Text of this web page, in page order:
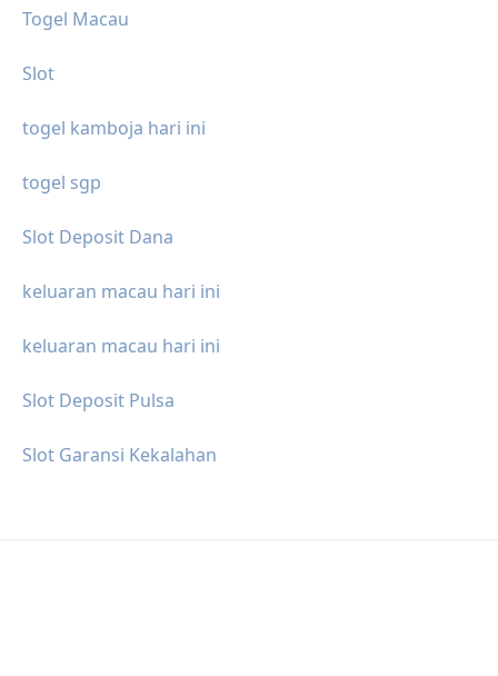
Togel Macau
Slot
togel kamboja hari ini
togel sgp
Slot Deposit Dana
keluaran macau hari ini
keluaran macau hari ini
Slot Deposit Pulsa
Slot Garansi Kekalahan